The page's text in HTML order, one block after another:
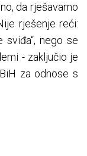
da rješavamo
rješenje reći:
nego se
- zaključio je
za odnose s